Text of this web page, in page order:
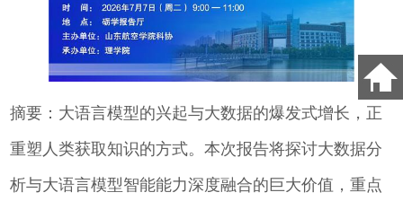
摘要：大语言模型的兴起与大数据的爆发式增长，正
重塑人类获取知识的方式。本次报告将探讨大数据分
析与大语言模型智能能力深度融合的巨大价值，重点